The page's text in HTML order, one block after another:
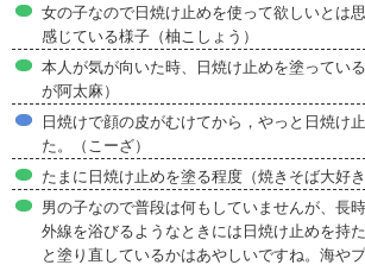
女の子なので日焼け止めを使って欲しいとは
感じている様子（柚こしょう）
本人が気が向いた時、日焼け止めを塗ってい
が阿太麻）
日焼けで顔の皮がむけてから，やっと日焼け
た。（こーざ）
たまに日焼け止めを塗る程度（焼きそば大好き
男の子なので普段は何もしていませんが、長
外線を浴びるようなときには日焼け止めを持
と塗り直しているかはあやしいですね。海や